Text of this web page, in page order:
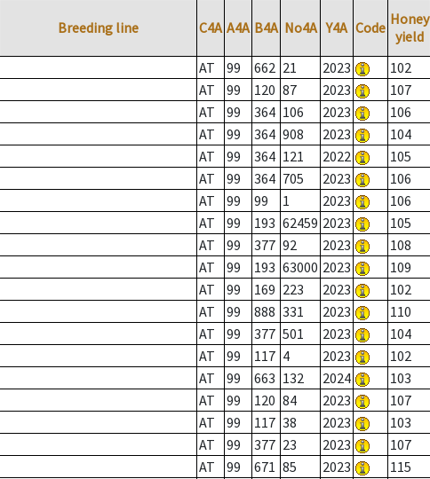
Breeding line C4A A4A B4A No4A Y4A Code Honey
yield
AT 99 662 21 2023 102
AT 99 120 87 2023 107
AT 99 364 106 2023 106
AT 99 364 908 2023 104
AT 99 364 121 2022 105
AT 99 364 705 2023 106
AT 99 99 1 2023 106
AT 99 193 62459 2023 105
AT 99 377 92 2023 108
AT 99 193 63000 2023 109
AT 99 169 223 2023 102
AT 99 888 331 2023 110
AT 99 377 501 2023 104
AT 99 117 4 2023 102
AT 99 663 132 2024 103
AT 99 120 84 2023 107
AT 99 117 38 2023 103
AT 99 377 23 2023 107
AT 99 671 85 2023 115